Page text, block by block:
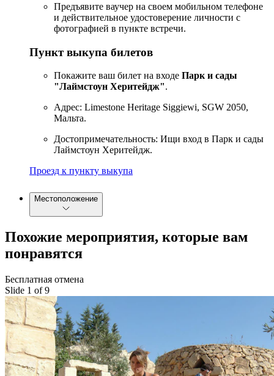
Предъявите ваучер на своем мобильном телефоне
и действительное удостоверение личности с
фотографией в пункте встречи.
Пункт выкупа билетов
Покажите ваш билет на входе Парк и сады
"Лаймстоун Херитейдж".
Адрес: Limestone Heritage Siggiewi, SGW 2050,
Мальта.
Достопримечательность: Ищи вход в Парк и сады
Лаймстоун Херитейдж.
Проезд к пункту выкупа
Местоположение
Похожие мероприятия, которые вам
понравятся
Бесплатная отмена
Slide 1 of 9